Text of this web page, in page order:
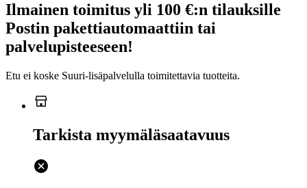
Ilmainen toimitus yli 100 €:n tilauksille
Postin pakettiautomaattiin tai
palvelupisteeseen!
Etu ei koske Suuri‑lisäpalvelulla toimitettavia tuotteita.
Tarkista myymäläsaatavuus